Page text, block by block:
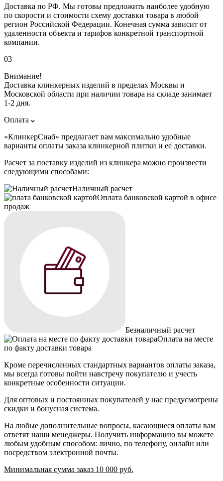
Доставка по РФ. Мы готовы предложить наиболее удобную
по скорости и стоимости схему доставки товара в любой
регион Российской Федерации. Конечная сумма зависит от
удаленности объекта и тарифов конкретной транспортной
компании.
03
Внимание!
Доставка клинкерных изделий в пределах Москвы и
Московской области при наличии товара на складе занимает
1-2 дня.
Оплата
«КлинкерСнаб» предлагает вам максимально удобные
варианты оплаты заказа клинкерной плитки и ее доставки.
Расчет за поставку изделий из клинкера можно произвести
следующими способами:
Наличный расчет
Оплата банковской картой в офисе
продаж
Безналичный расчет
Оплата на месте
по факту доставки товара
Кроме перечисленных стандартных вариантов оплаты заказа,
мы всегда готовы пойти навстречу покупателю и учесть
конкретные особенности ситуации.
Для оптовых и постоянных покупателей у нас предусмотрены
скидки и бонусная система.
На любые дополнительные вопросы, касающиеся оплаты вам
ответят наши менеджеры. Получить информацию вы можете
любым удобным способом: лично, по телефону, онлайн или
посредством электронной почты.
Минимальная сумма заказ 10 000 руб.